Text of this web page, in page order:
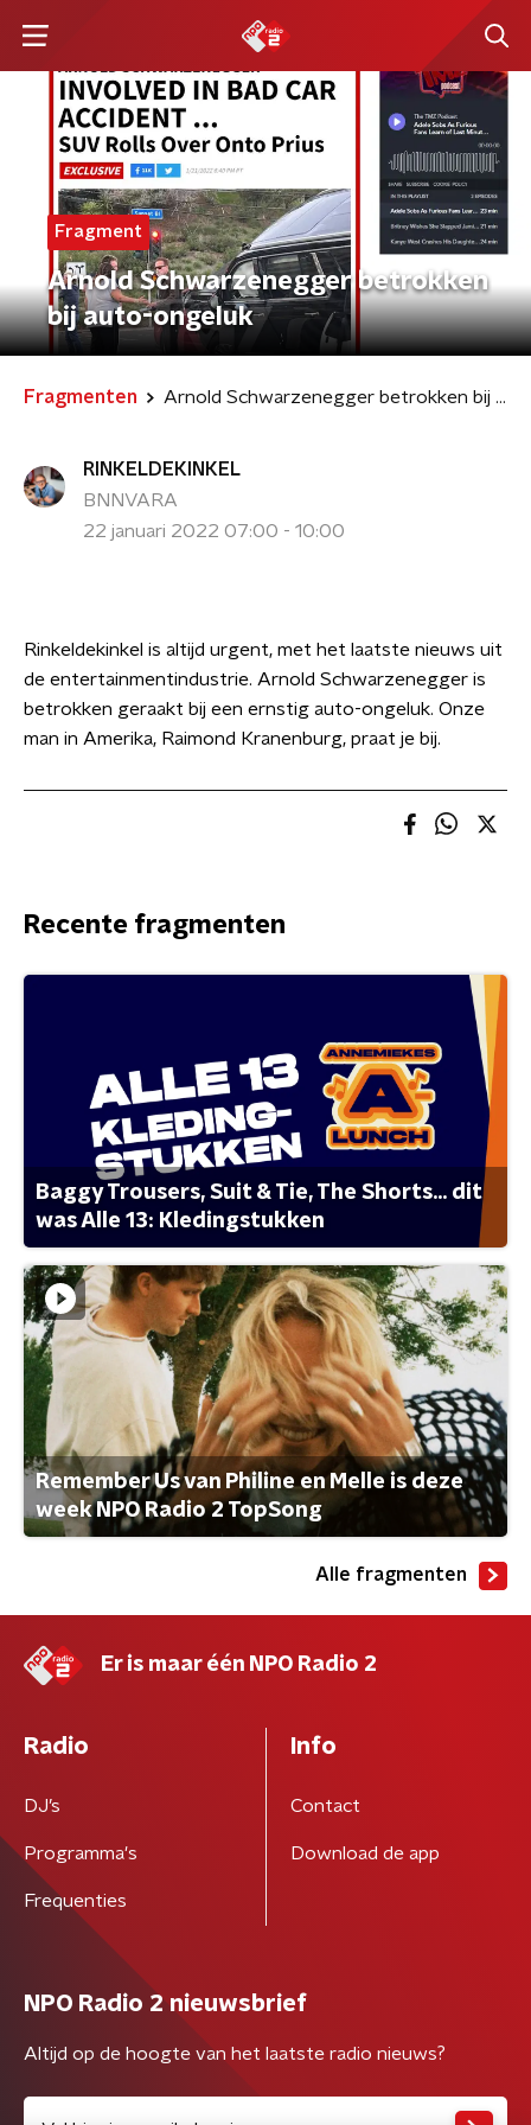
Fragment
Arnold Schwarzenegger betrokken
bij auto-ongeluk
Fragmenten Arnold Schwarzenegger betrokken bij auto-ongeluk
RINKELDEKINKEL
BNNVARA
22 januari 2022 07:00 - 10:00
Rinkeldekinkel is altijd urgent, met het laatste nieuws uit
de entertainmentindustrie. Arnold Schwarzenegger is
betrokken geraakt bij een ernstig auto-ongeluk. Onze
man in Amerika, Raimond Kranenburg, praat je bij.
Recente fragmenten
Baggy Trousers, Suit & Tie, The Shorts... dit
was Alle 13: Kledingstukken
Remember Us van Philine en Melle is deze
week NPO Radio 2 TopSong
Alle fragmenten
Er is maar één NPO Radio 2
Radio
DJ’s
Programma's
Frequenties
Info
Contact
Download de app
NPO Radio 2 nieuwsbrief
Altijd op de hoogte van het laatste radio nieuws?